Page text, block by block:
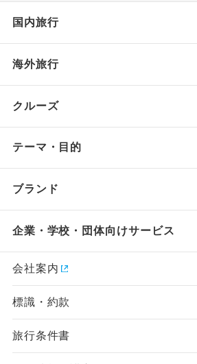
国内旅行
海外旅行
クルーズ
テーマ・目的
ブランド
企業・学校・団体向けサービス
会社案内
標識・約款
旅行条件書